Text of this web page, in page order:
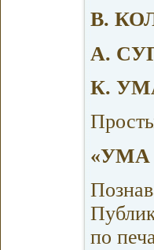
В.
А.
К.
«УМА
по